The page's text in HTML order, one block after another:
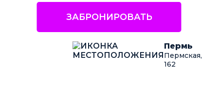
ЗАБРОНИРОВАТЬ
Пермь
Пермская,
162